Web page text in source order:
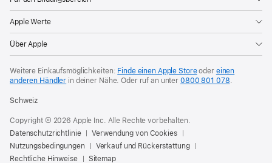
Apple Werte
Über Apple
Weitere Einkaufsmöglichkeiten: Finde einen Apple Storeoder einen
anderen Händler in deiner Nähe. Oder ruf an unter0800 801 078
Schweiz
Copyright © 2026 Apple Inc. Alle Rechte vorbehalten.
Datenschutzrichtlinie
Verwendung von Cookies
Nutzungsbedingungen
Verkauf und Rückerstattung
Rechtliche Hinweise
Sitemap